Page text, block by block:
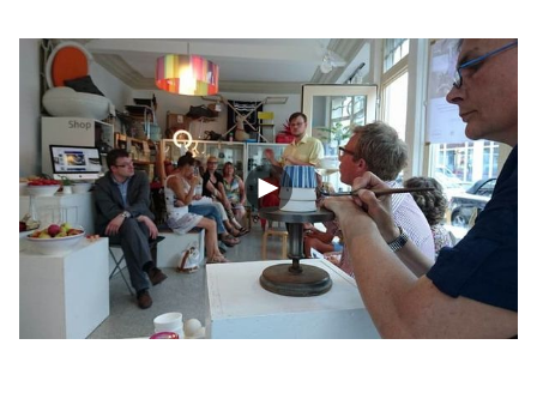
Bollhagen gilt in ihrem Schaffen und Tun als
unermüdlich und entwirft noch bis kurz vor ihrem Tod
neue Dekore.